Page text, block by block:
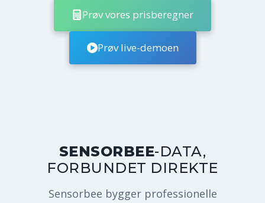
Prøv vores prisberegner
Prøv live-demoen
SENSORBEE-DATA,
FORBUNDET DIREKTE
Sensorbee bygger professionelle